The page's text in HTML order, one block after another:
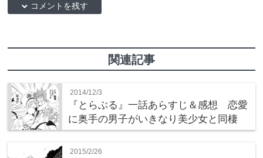
down コメントを残す
関連記事
2014/12/3
『とらぶる』一話あらすじ＆感想 恋愛
に奥手の男子がいきなり美少女と同棲
2015/2/26